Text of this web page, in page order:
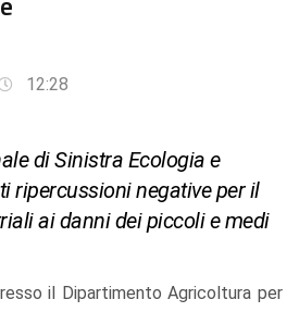
12:28
di Sinistra Ecologia e
ripercussioni negative per il
ai danni dei piccoli e medi
il Dipartimento Agricoltura per